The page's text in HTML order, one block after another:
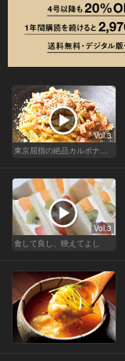
Vol.3
東京屈指の絶品カルボナーラ！すぐに行きたくなる美味しい人気店
Vol.3
食して良し、映えてよし